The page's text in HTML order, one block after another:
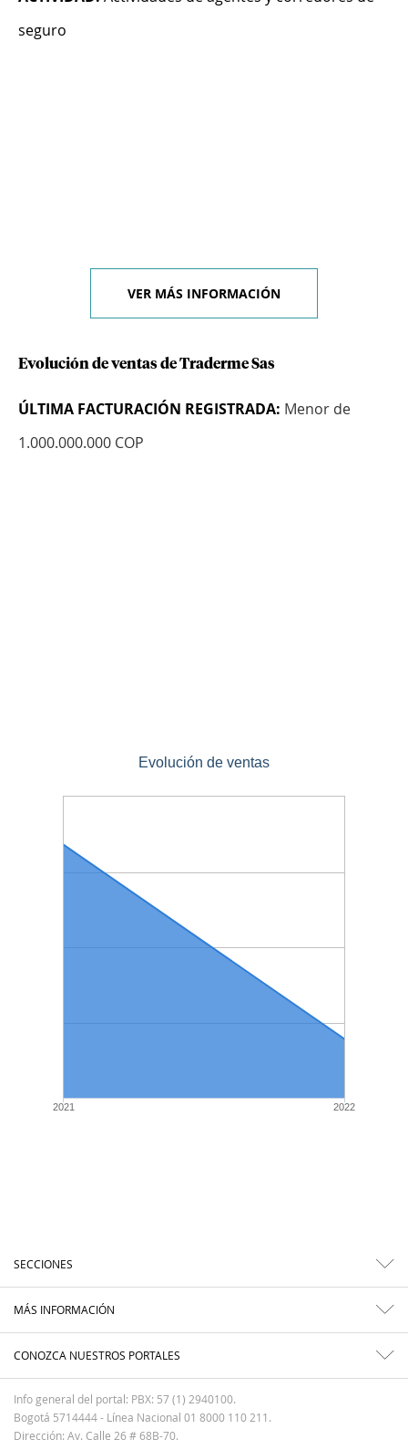
seguro
VER MÁS INFORMACIÓN
Evolución de ventas de Traderme Sas
ÚLTIMA FACTURACIÓN REGISTRADA: Menor de
1.000.000.000 COP
Evolución de ventas
2021 2022
SECCIONES
MÁS INFORMACIÓN
CONOZCA NUESTROS PORTALES
Info general del portal: PBX: 57 (1) 2940100.
Bogotá 5714444 - Línea Nacional 01 8000 110 211.
Dirección: Av. Calle 26 # 68B-70.